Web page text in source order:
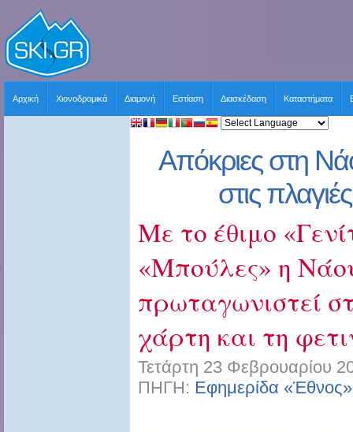
Αρχική Χιονοδρομικά Διαμονή Εστίαση Διασκέδαση Καταστήματα
Απόκριες στη
στις
Με το έθιμο
«Μπούλες» η
πρωταγωνιστεί
χάρτη και τη
Τετάρτη 23 Φεβρουαρίου
ΠΗΓΗ: Εφημερίδα «Έθνος»